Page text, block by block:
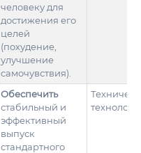
человеку для
достижения его
целей
(похудение,
улучшение
самочувствия).
Обеспечить
стабильный и
эффективный
выпуск
стандартного